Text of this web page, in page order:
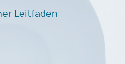
Leitfaden